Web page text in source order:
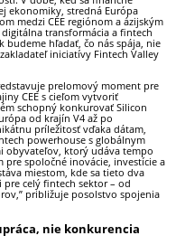
ekonomiky, stredná Európa
medzi CEE regiónom a ázijským
transformácia a fintech
budeme hľadať, čo nás spája, nie
iniciatívy Fintech Valley
prelomový moment pre
CEE s cieľom vytvoriť
schopný konkurovať Silicon
od krajín V4 až po
príležitosť vďaka dátam,
powerhouse s globálnym
obyvateľov, ktorý udáva tempo
spoločné inovácie, investície a
miestom, kde sa tieto dva
celý fintech sektor – od
približuje posolstvo spojenia
nie konkurencia